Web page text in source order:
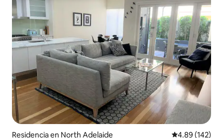
Residencia en North Adelaide Calificación
4.89 (142)